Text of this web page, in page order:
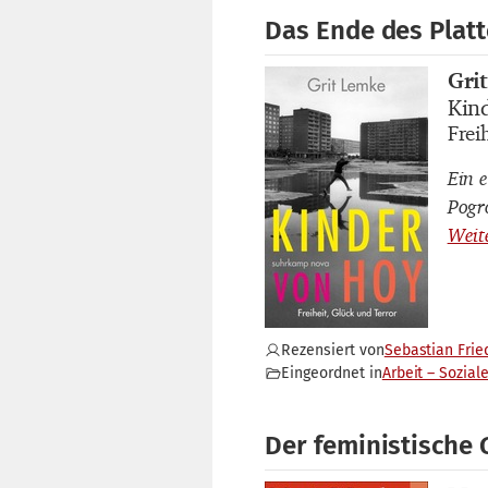
Das Ende des
Ein
Rezensiert vonSebastian
Eingeordnet inArbeit –
Der feministische